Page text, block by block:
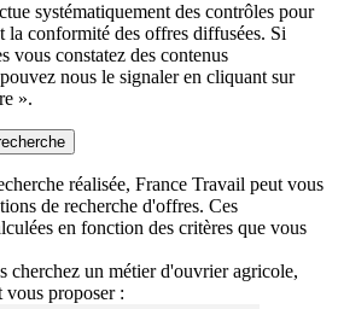
systématiquement des contrôles pour
la conformité des offres diffusées. Si
vous constatez des contenus
nous le signaler en cliquant sur
».
réalisée, France Travail peut vous
de recherche d'offres. Ces
en fonction des critères que vous
cherchez un métier d'ouvrier agricole,
vous proposer :